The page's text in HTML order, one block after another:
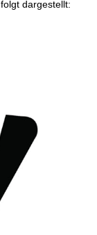
dargestellt: